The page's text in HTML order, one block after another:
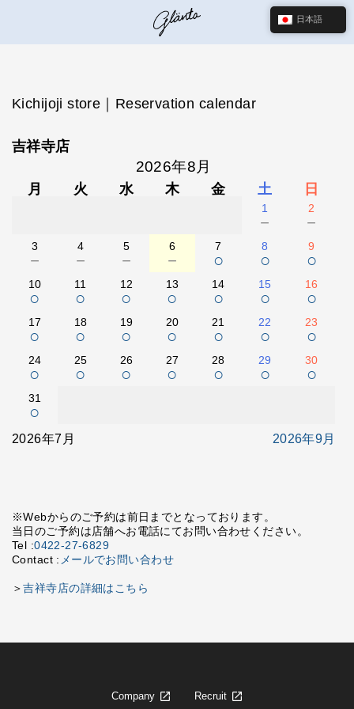
Kichijoji store｜Reservation calendar
吉祥寺店
2026年8月
月 火 水 木 金 土 日
1
－
2
－
3
－
4
－
5
－
6
－
7
○
8
○
9
○
10
○
11
○
12
○
13
○
14
○
15
○
16
○
17
○
18
○
19
○
20
○
21
○
22
○
23
○
24
○
25
○
26
○
27
○
28
○
29
○
30
○
31
○
2026年7月 2026年9月
※Webからのご予約は前日までとなっております。
当日のご予約は店舗へお電話にてお問い合わせください。
Tel :0422-27-6829
Contact : メールでお問い合わせ
＞吉祥寺店の詳細はこちら
Company Recruit
日本語